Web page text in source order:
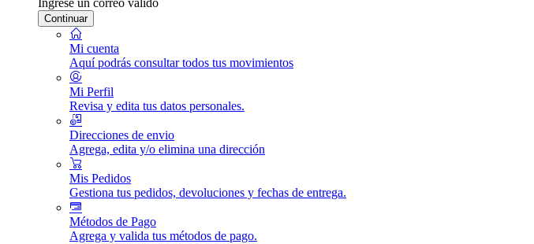
Continuar
Mi cuenta
Aquí podrás consultar todos tus movimientos
Mi Perfil
Revisa y edita tus datos personales.
Direcciones de envio
Agrega, edita y/o elimina una dirección
Mis Pedidos
Gestiona tus pedidos, devoluciones y fechas de entrega.
Métodos de Pago
Agrega y valida tus métodos de pago.